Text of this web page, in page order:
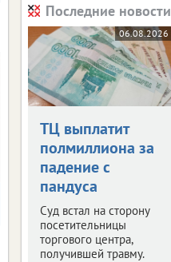
Последние новости
06.08.2026
ТЦ выплатит
полмиллиона за
падение с
пандуса
Суд встал на сторону
посетительницы
торгового центра,
получившей травму.